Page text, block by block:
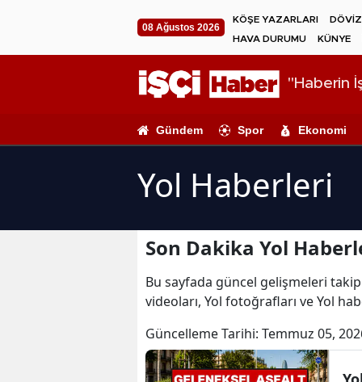
08 Ağustos 2026
KÖŞE YAZARLARI
HAVA DURUMU
KÜNYE
"Haberin
Gündem Spor Ekonomi
Yol Haberleri
Son Dakika Yol
Bu sayfada güncel gelişmeleri
videoları, Yol fotoğrafları ve Yol
Güncelleme Tarihi: Temmuz 05,